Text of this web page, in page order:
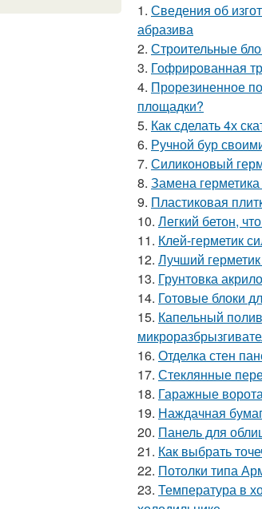
1. Сведения об
абразива
2. Строительные
3. Гофрированная
4. Прорезиненное
площадки?
5. Как сделать 4х
6. Ручной бур
7. Силиконовый
8. Замена
9. Пластиковая
10. Легкий бетон,
11. Клей-герметик
12. Лучший
13. Грунтовка
14. Готовые блоки
15. Капельный
16. Отделка стен
17. Стеклянные
18. Гаражные
19. Наждачная
20. Панель для
21. Как выбрать
22. Потолки типа
23. Температура в